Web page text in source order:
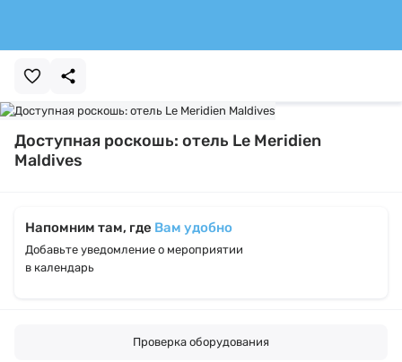
Доступная роскошь: отель Le Meridien
Maldives
Напомним там, где Вам удобно
Добавьте уведомление о мероприятии
в календарь
Проверка оборудования